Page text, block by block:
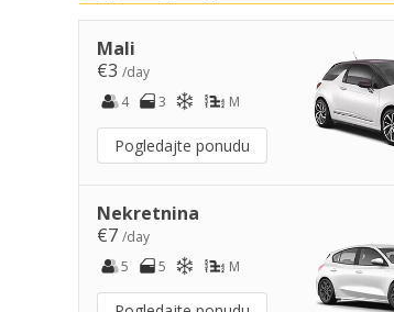
Mali
€3 /day
4
3 M
Pogledajte ponudu
Nekretnina
€7 /day
5
5 M